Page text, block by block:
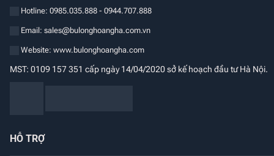
Hotline: 0985.035.888 - 0944.707.888
Email: sales@bulonghoangha.com.vn
Website: www.bulonghoangha.com
MST: 0109 157 351 cấp ngày 14/04/2020 sở kế hoạch đầu tư Hà Nội.
HỖ TRỢ